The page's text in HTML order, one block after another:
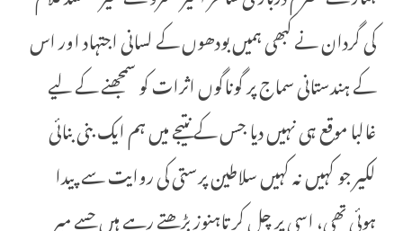
کی گردان نے کبھی ہمیں بودھوں کے لسانی اجتہاد اور اس
کے ہندستانی سماج پر گوناگوں اثرات کو سمجھنے کے لیے
غالبا موقع ہی نہیں دیا جس کے نتیجے میں ہم ایک بنی بنائی
لکیر جو کہیں نہ کہیں سلاطین پرستی کی روایت سے پیدا
ہوئی تھی، اسی پر چل کر تاہنوز بڑھتے رہے ہیں جسے میر